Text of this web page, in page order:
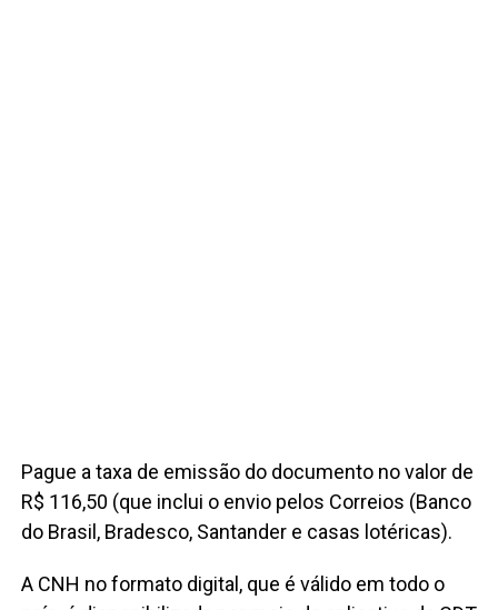
Pague a taxa de emissão do documento no valor de
R$ 116,50 (que inclui o envio pelos Correios (Banco
do Brasil, Bradesco, Santander e casas lotéricas).
A CNH no formato digital, que é válido em todo o